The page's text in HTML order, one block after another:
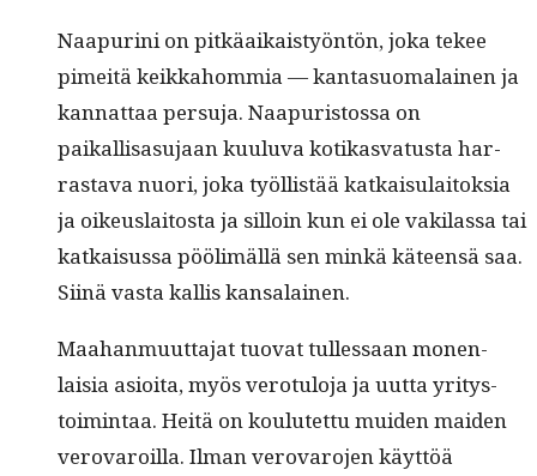
Naa­puri­ni on pitkäaikaistyön­tön, joka tekee
pimeitä keikka­hom­mia — kan­ta­suo­ma­lainen ja
kan­nat­taa per­su­ja. Naa­puris­tossa on
paikallisas­u­jaan kuu­lu­va kotikas­va­tus­ta har­
ras­ta­va nuori, joka työl­listää katkaisu­laitok­sia
ja oikeuslaitos­ta ja sil­loin kun ei ole vak­i­las­sa tai
katkais­us­sa pöölimäl­lä sen minkä käteen­sä saa.
Siinä vas­ta kallis kansalainen.
Maa­han­muut­ta­jat tuo­vat tul­lessaan mon­en­
laisia asioi­ta, myös vero­tu­lo­ja ja uut­ta yri­tys­
toim­intaa. Heitä on koulutet­tu muiden maid­en
verovaroil­la. Ilman verovaro­jen käyt­töä